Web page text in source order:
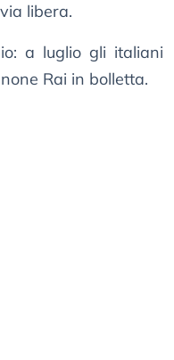
libera.
a luglio gli italiani
Rai in bolletta.